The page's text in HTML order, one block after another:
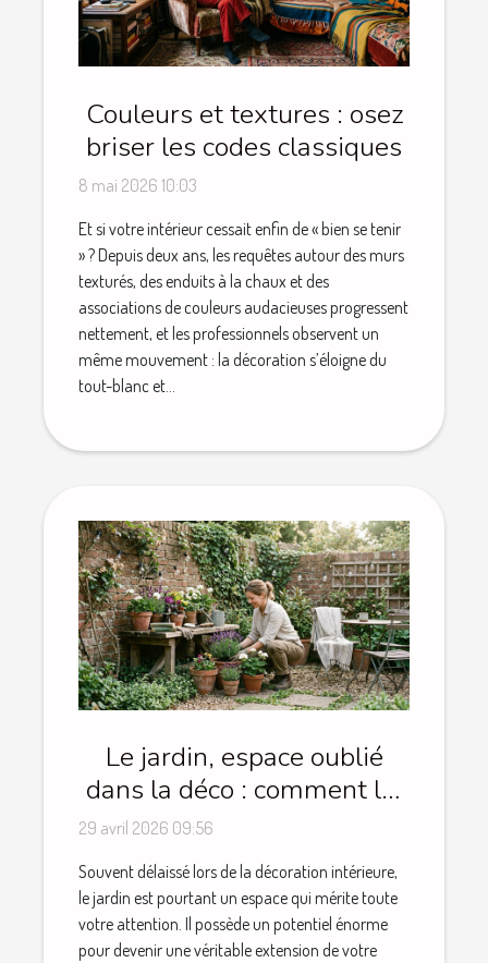
Couleurs et textures : osez
briser les codes classiques
8 mai 2026 10:03
Et si votre intérieur cessait enfin de « bien se tenir
» ? Depuis deux ans, les requêtes autour des murs
texturés, des enduits à la chaux et des
associations de couleurs audacieuses progressent
nettement, et les professionnels observent un
même mouvement : la décoration s’éloigne du
tout-blanc et...
Le jardin, espace oublié
dans la déco : comment lui
redonner du style
29 avril 2026 09:56
Souvent délaissé lors de la décoration intérieure,
le jardin est pourtant un espace qui mérite toute
votre attention. Il possède un potentiel énorme
pour devenir une véritable extension de votre